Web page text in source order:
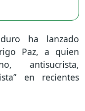
ha lanzado
Paz, a quien
antisucrista,
en recientes